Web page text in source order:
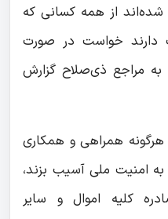
از همه کسانی که
خواست در صورت
به مراجع ذی‌صلاح گزارش
هرگونه همراهی و همکاری
امنیت ملی آسیب بزند،
کلیه اموال و سایر